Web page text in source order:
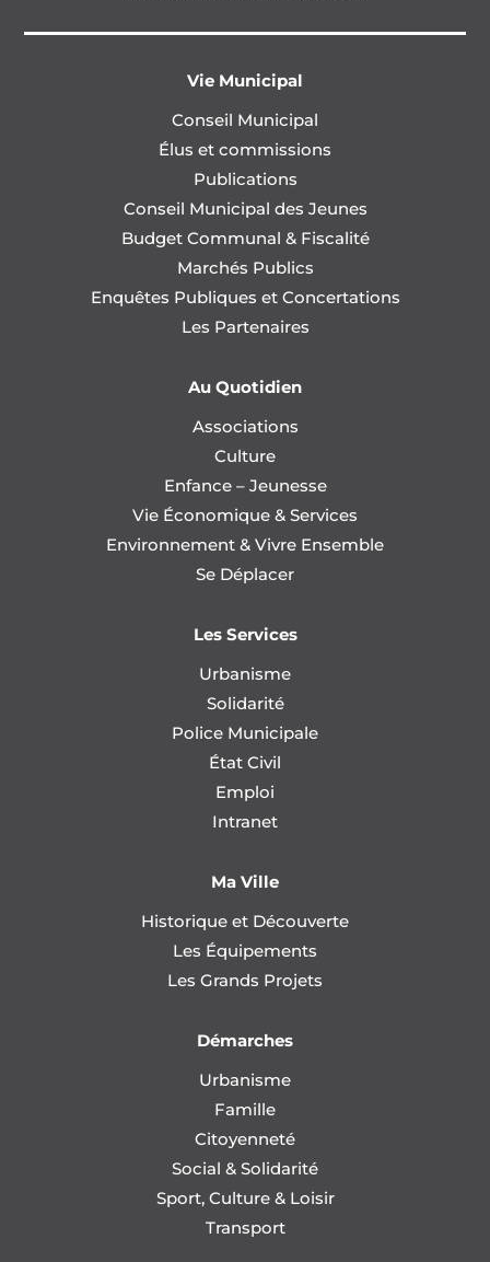
Vie Municipal
Conseil Municipal
Élus et commissions
Publications
Conseil Municipal des Jeunes
Budget Communal & Fiscalité
Marchés Publics
Enquêtes Publiques et Concertations
Les Partenaires
Au Quotidien
Associations
Culture
Enfance – Jeunesse
Vie Économique & Services
Environnement & Vivre Ensemble
Se Déplacer
Les Services
Urbanisme
Solidarité
Police Municipale
État Civil
Emploi
Intranet
Ma Ville
Historique et Découverte
Les Équipements
Les Grands Projets
Démarches
Urbanisme
Famille
Citoyenneté
Social & Solidarité
Sport, Culture & Loisir
Transport